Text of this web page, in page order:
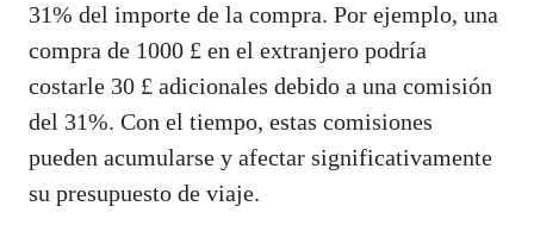
31% del importe de la compra. Por ejemplo, una
compra de 1000 £ en el extranjero podría
costarle 30 £ adicionales debido a una comisión
del 31%. Con el tiempo, estas comisiones
pueden acumularse y afectar significativamente
su presupuesto de viaje.